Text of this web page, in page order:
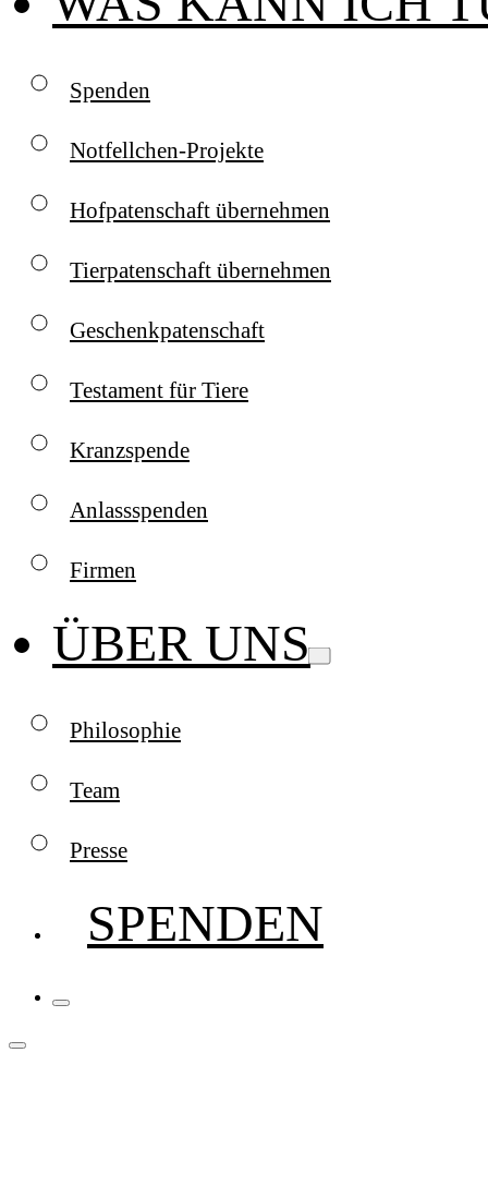
Spenden
Notfellchen-Projekte
Hofpatenschaft übernehmen
Tierpatenschaft übernehmen
Geschenkpatenschaft
Testament für Tiere
Kranzspende
Anlassspenden
Firmen
ÜBER UNS
Philosophie
Team
Presse
SPENDEN